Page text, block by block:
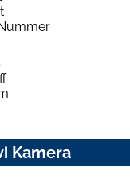
Kamera